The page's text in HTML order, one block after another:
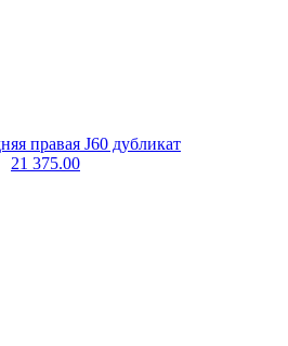
правая J60 дубликат
21 375.00